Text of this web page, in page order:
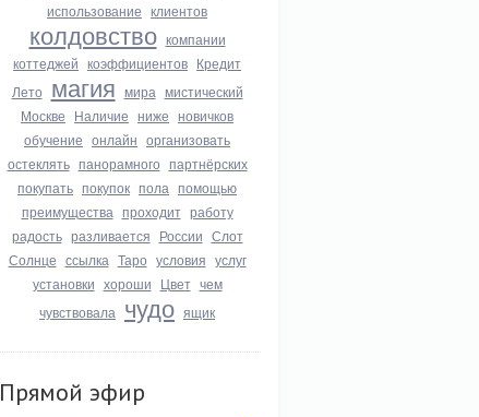
использование клиентов
колдовство компании
коттеджей коэффициентов Кредит
Лето магия мира мистический
Москве Наличие ниже новичков
обучение онлайн организовать
остеклять панорамного партнёрских
покупать покупок пола помощью
преимущества проходит работу
радость разливается России Слот
Солнце ссылка Таро условия услуг
установки хороши Цвет чем
чувствовала чудо ящик
Прямой эфир